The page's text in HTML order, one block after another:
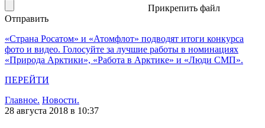
Прикрепить файл
Отправить
«Страна Росатом» и «Атомфлот» подводят итоги конкурса
фото и видео. Голосуйте за лучшие работы в номинациях
«Природа Арктики», «Работа в Арктике» и «Люди СМП».
ПЕРЕЙТИ
Главное. Новости.
28 августа 2018 в 10:37